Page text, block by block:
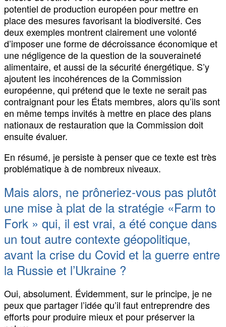
potentiel de production européen pour mettre en
place des mesures favorisant la biodiversité. Ces
deux exemples montrent clairement une volonté
d’imposer une forme de décroissance économique et
une négligence de la question de la souveraineté
alimentaire, et aussi de la sécurité énergétique. S’y
ajoutent les incohérences de la Commission
européenne, qui prétend que le texte ne serait pas
contraignant pour les États membres, alors qu’ils sont
en même temps invités à mettre en place des plans
nationaux de restauration que la Commission doit
ensuite évaluer.
En résumé, je persiste à penser que ce texte est très
problématique à de nombreux niveaux.
Mais alors, ne prôneriez-vous pas plutôt
une mise à plat de la stratégie «Farm to
Fork » qui, il est vrai, a été conçue dans
un tout autre contexte géopolitique,
avant la crise du Covid et la guerre entre
la Russie et l’Ukraine ?
Oui, absolument. Évidemment, sur le principe, je ne
peux que partager l’idée qu’il faut entreprendre des
efforts pour produire mieux et pour préserver la